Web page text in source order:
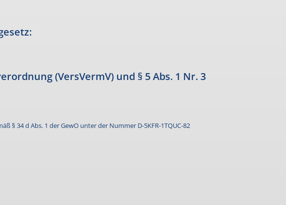
(VersVermV) und § 5 Abs. 1 Nr. 3
§ 34 d Abs. 1 derGewO unter der Nummer D-5KFR-1TQUC-82